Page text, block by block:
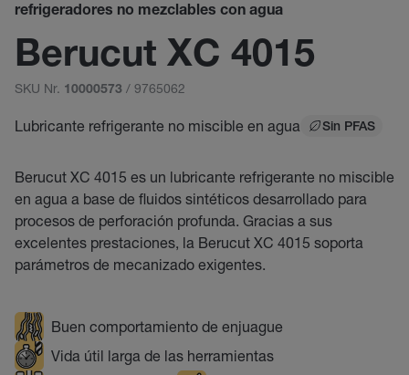
refrigeradores no mezclables con agua
Berucut XC 4015
SKU Nr. 10000573 / 9765062
Lubricante refrigerante no miscible en agua Sin PFAS
Berucut XC 4015 es un lubricante refrigerante no miscible
en agua a base de fluidos sintéticos desarrollado para
procesos de perforación profunda. Gracias a sus
excelentes prestaciones, la Berucut XC 4015 soporta
parámetros de mecanizado exigentes.
Buen comportamiento de enjuague
Vida útil larga de las herramientas